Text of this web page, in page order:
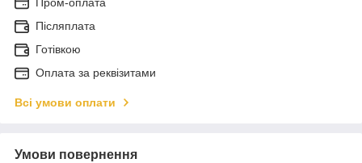
Пром-оплата
Післяплата
Готівкою
Оплата за реквізитами
Всі умови оплати
Умови повернення